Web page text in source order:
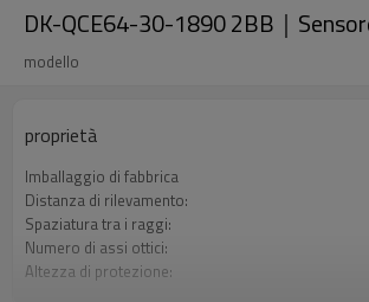
DK-QCE64-30-1890 2BB｜
modello
proprietà
Imballaggio di fabbrica
Distanza di rilevamento:
Spaziatura tra i raggi:
Numero di assi ottici:
Altezza di protezione: